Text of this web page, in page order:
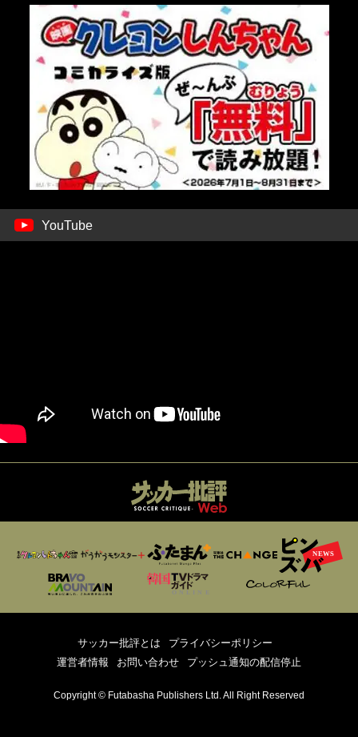
YouTube
サッカー批評とは
プライバシーポリシー
運営者情報
お問い合わせ プッシュ通知の配信停止
Copyright © Futabasha Publishers Ltd. All Right Reserved